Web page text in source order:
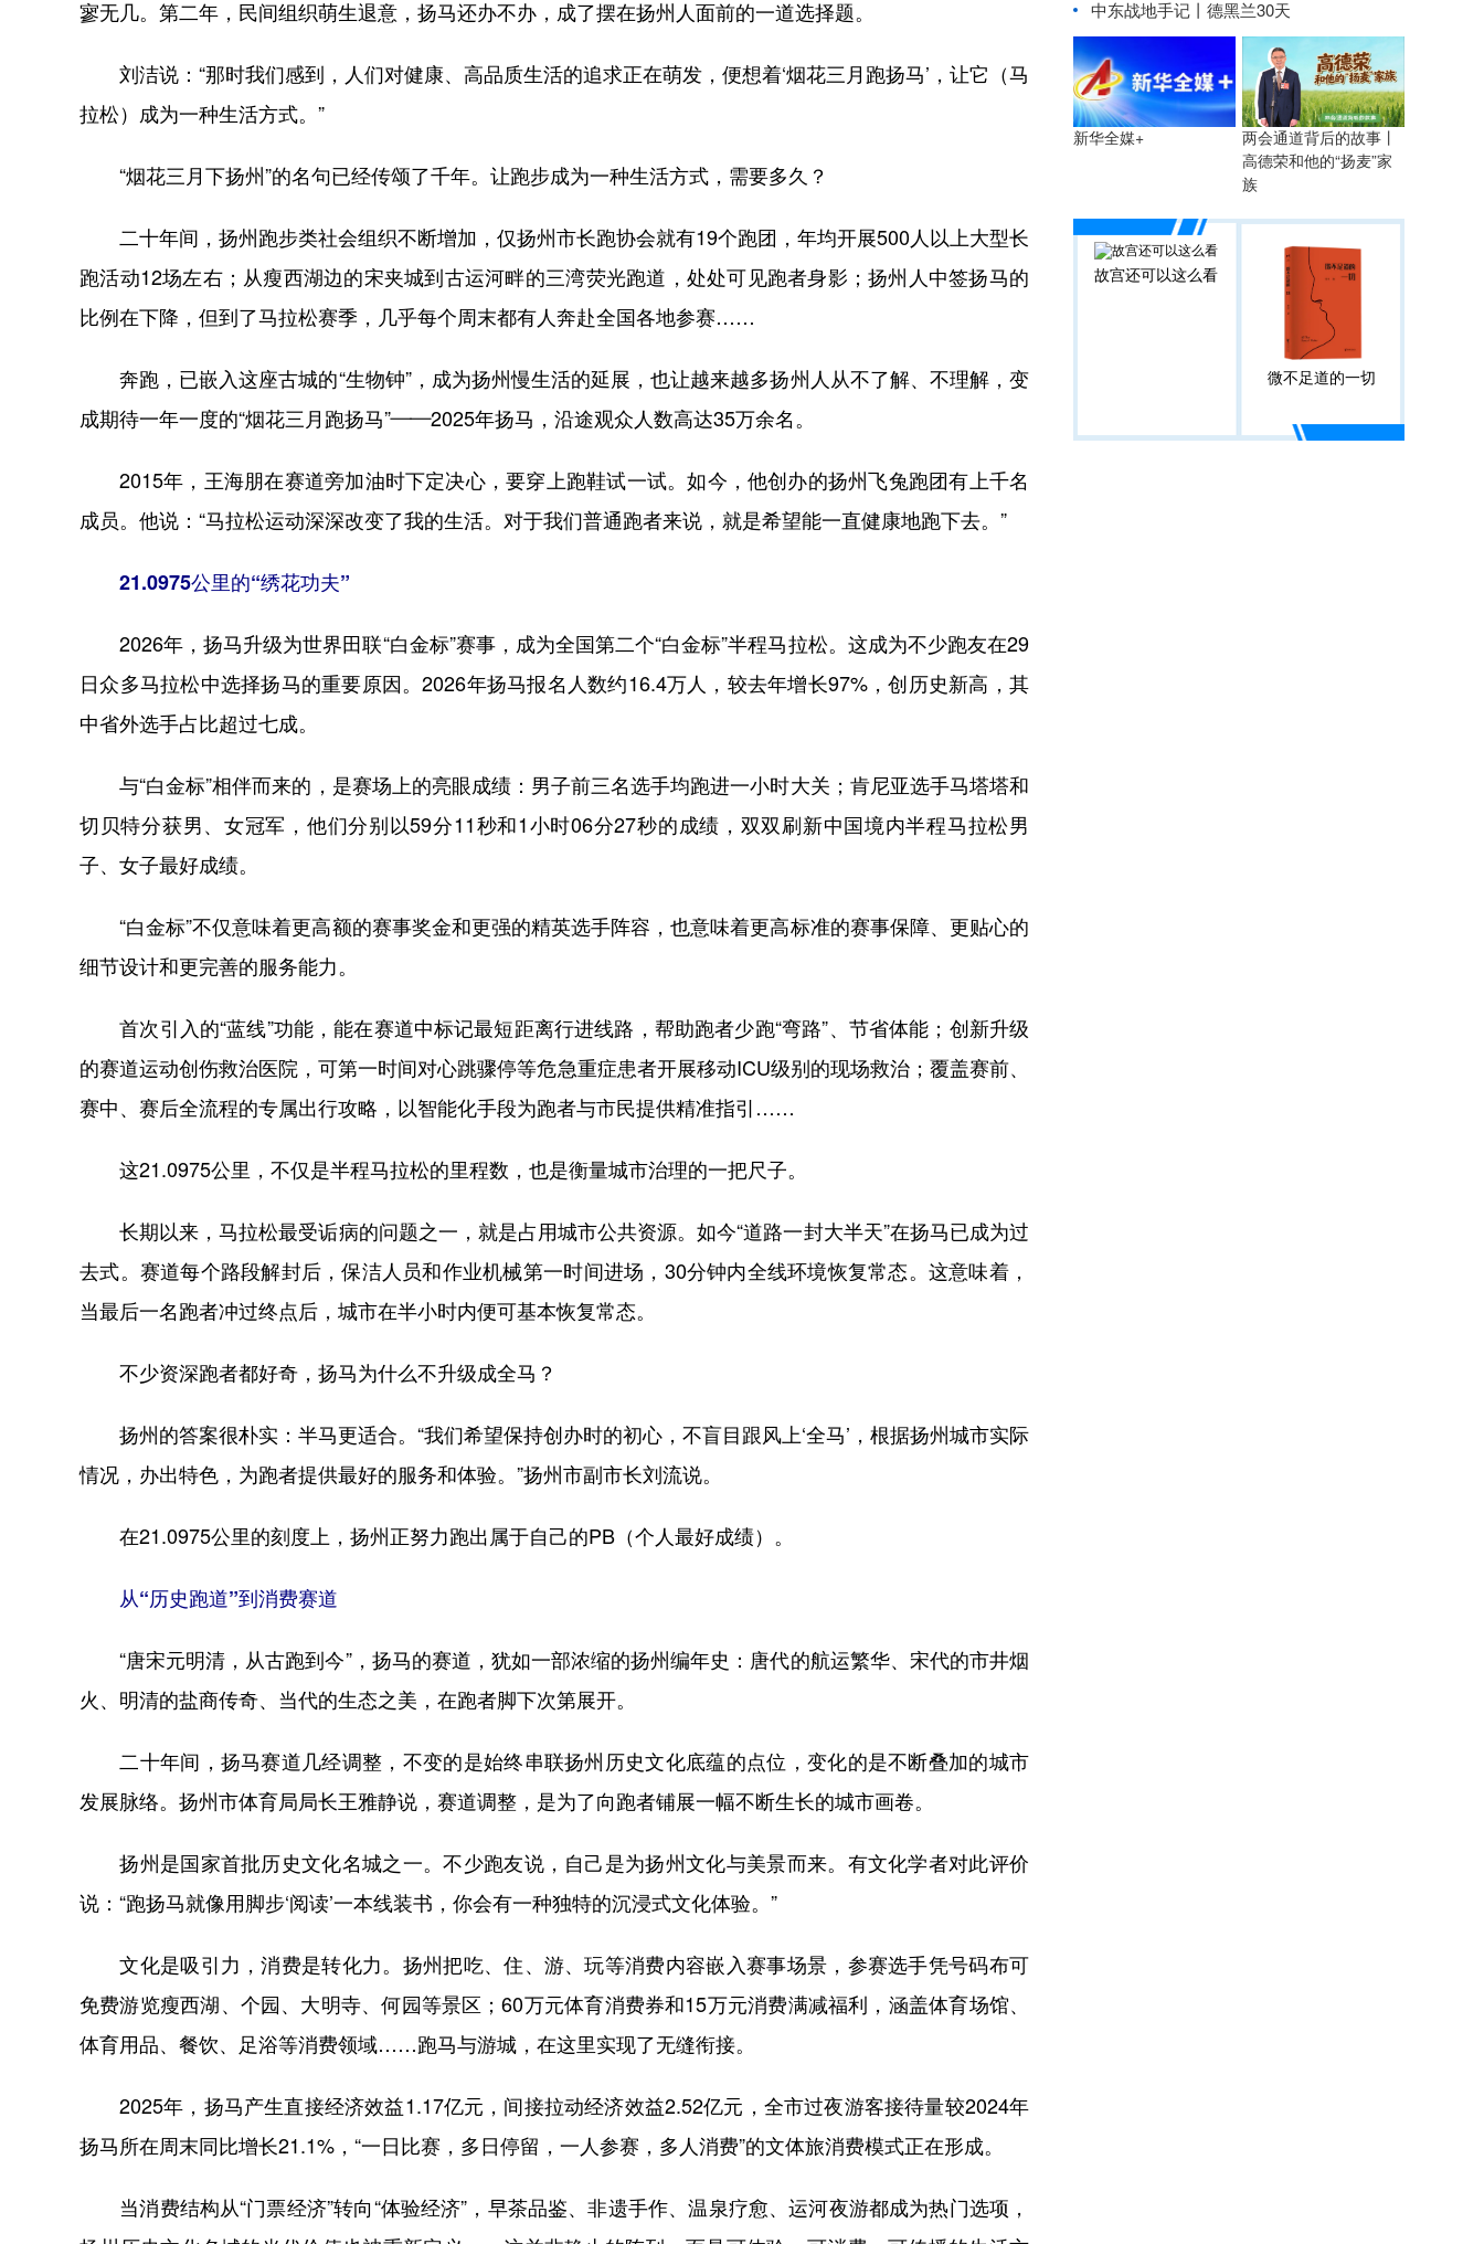
寥无几。第二年，民间组织萌生退意，扬马还办不办，成了摆在扬州人面前的一道选择题。
刘洁说：“那时我们感到，人们对健康、高品质生活的追求正在萌发，便想着‘烟花三月跑扬马’，让它（马
拉松）成为一种生活方式。”
“烟花三月下扬州”的名句已经传颂了千年。让跑步成为一种生活方式，需要多久？
二十年间，扬州跑步类社会组织不断增加，仅扬州市长跑协会就有19个跑团，年均开展500人以上大型长
跑活动12场左右；从瘦西湖边的宋夹城到古运河畔的三湾荧光跑道，处处可见跑者身影；扬州人中签扬马的
比例在下降，但到了马拉松赛季，几乎每个周末都有人奔赴全国各地参赛……
奔跑，已嵌入这座古城的“生物钟”，成为扬州慢生活的延展，也让越来越多扬州人从不了解、不理解，变
成期待一年一度的“烟花三月跑扬马”——2025年扬马，沿途观众人数高达35万余名。
2015年，王海朋在赛道旁加油时下定决心，要穿上跑鞋试一试。如今，他创办的扬州飞兔跑团有上千名
成员。他说：“马拉松运动深深改变了我的生活。对于我们普通跑者来说，就是希望能一直健康地跑下去。”
21.0975公里的“绣花功夫”
2026年，扬马升级为世界田联“白金标”赛事，成为全国第二个“白金标”半程马拉松。这成为不少跑友在29
日众多马拉松中选择扬马的重要原因。2026年扬马报名人数约16.4万人，较去年增长97%，创历史新高，其
中省外选手占比超过七成。
与“白金标”相伴而来的，是赛场上的亮眼成绩：男子前三名选手均跑进一小时大关；肯尼亚选手马塔塔和
切贝特分获男、女冠军，他们分别以59分11秒和1小时06分27秒的成绩，双双刷新中国境内半程马拉松男
子、女子最好成绩。
“白金标”不仅意味着更高额的赛事奖金和更强的精英选手阵容，也意味着更高标准的赛事保障、更贴心的
细节设计和更完善的服务能力。
首次引入的“蓝线”功能，能在赛道中标记最短距离行进线路，帮助跑者少跑“弯路”、节省体能；创新升级
的赛道运动创伤救治医院，可第一时间对心跳骤停等危急重症患者开展移动ICU级别的现场救治；覆盖赛前、
赛中、赛后全流程的专属出行攻略，以智能化手段为跑者与市民提供精准指引……
这21.0975公里，不仅是半程马拉松的里程数，也是衡量城市治理的一把尺子。
长期以来，马拉松最受诟病的问题之一，就是占用城市公共资源。如今“道路一封大半天”在扬马已成为过
去式。赛道每个路段解封后，保洁人员和作业机械第一时间进场，30分钟内全线环境恢复常态。这意味着，
当最后一名跑者冲过终点后，城市在半小时内便可基本恢复常态。
不少资深跑者都好奇，扬马为什么不升级成全马？
扬州的答案很朴实：半马更适合。“我们希望保持创办时的初心，不盲目跟风上‘全马’，根据扬州城市实际
情况，办出特色，为跑者提供最好的服务和体验。”扬州市副市长刘流说。
在21.0975公里的刻度上，扬州正努力跑出属于自己的PB（个人最好成绩）。
从“历史跑道”到消费赛道
“唐宋元明清，从古跑到今”，扬马的赛道，犹如一部浓缩的扬州编年史：唐代的航运繁华、宋代的市井烟
火、明清的盐商传奇、当代的生态之美，在跑者脚下次第展开。
二十年间，扬马赛道几经调整，不变的是始终串联扬州历史文化底蕴的点位，变化的是不断叠加的城市
发展脉络。扬州市体育局局长王雅静说，赛道调整，是为了向跑者铺展一幅不断生长的城市画卷。
扬州是国家首批历史文化名城之一。不少跑友说，自己是为扬州文化与美景而来。有文化学者对此评价
说：“跑扬马就像用脚步‘阅读’一本线装书，你会有一种独特的沉浸式文化体验。”
文化是吸引力，消费是转化力。扬州把吃、住、游、玩等消费内容嵌入赛事场景，参赛选手凭号码布可
免费游览瘦西湖、个园、大明寺、何园等景区；60万元体育消费券和15万元消费满减福利，涵盖体育场馆、
体育用品、餐饮、足浴等消费领域……跑马与游城，在这里实现了无缝衔接。
2025年，扬马产生直接经济效益1.17亿元，间接拉动经济效益2.52亿元，全市过夜游客接待量较2024年
扬马所在周末同比增长21.1%，“一日比赛，多日停留，一人参赛，多人消费”的文体旅消费模式正在形成。
当消费结构从“门票经济”转向“体验经济”，早茶品鉴、非遗手作、温泉疗愈、运河夜游都成为热门选项，
中东战地手记丨德黑兰30天
新华全媒+
两会通道背后的故事丨
高德荣和他的“扬麦”家
族
故宫还可以这么看
微不足道的一切